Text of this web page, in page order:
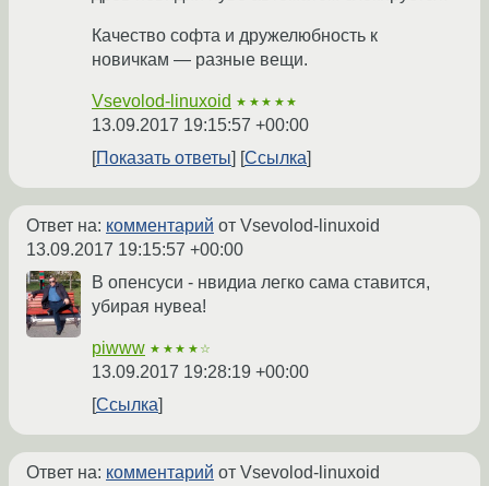
Качество софта и дружелюбность к
новичкам — разные вещи.
Vsevolod-linuxoid ★★★★★
13.09.2017 19:15:57 +00:00
Показать ответы
Ссылка
Ответ на: комментарий от Vsevolod-linuxoid
13.09.2017 19:15:57 +00:00
В опенсуси - нвидиа легко сама ставится,
убирая нувеа!
piwww ★★★★☆
13.09.2017 19:28:19 +00:00
Ссылка
Ответ на: комментарий от Vsevolod-linuxoid